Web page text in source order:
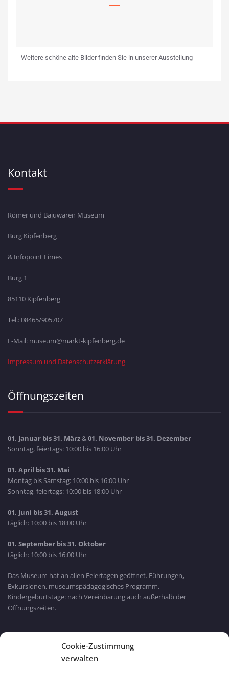
Cookie-Zustimmung
verwalten
Weitere schöne alte Bilder finden Sie in unserer Ausstellung
Kontakt
Römer und Bajuwaren Museum
Burg Kipfenberg
& Infopoint Limes
Burg 1
85110 Kipfenberg
Tel.: 08465/905707
E-Mail: museum@markt-kipfenberg.de
Impressum und Datenschutzerklärung
Öffnungszeiten
01. Januar bis 31. März&01. November bis 31. Dezember
Sonntag, feiertags: 10:00 bis 16:00 Uhr
01. April bis 31. Mai
Montag bis Samstag: 10:00 bis 16:00 Uhr
Sonntag, feiertags: 10:00 bis 18:00 Uhr
01. Juni bis 31. August
täglich: 10:00 bis 18:00 Uhr
01. September bis 31. Oktober
täglich: 10:00 bis 16:00 Uhr
Das Museum hat an allen Feiertagen geöffnet. Führungen,
Exkursionen, museumspädagogisches Programm,
Kindergeburtstage: nach Vereinbarung auch außerhalb der
Öffnungszeiten.
Bayern Wlan